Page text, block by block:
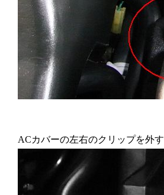
ACカバーの左右のクリップを外す